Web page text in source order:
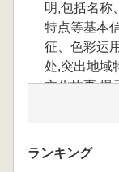
明,包括名称
特点等基本
征、色彩运
处,突出地域
文化故事,揭
意义。同时
塑图片,合理
者对彩塑的
ランキング